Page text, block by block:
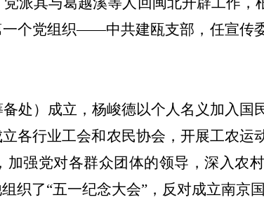
一个党组织——中共建瓯支部，任宣传
处）成立，杨峻德以个人名义加入国
各行业工会和农民协会，开展工农运
强党对各群众团体的领导，深入农
织了“五一纪念大会”，反对成立南京国